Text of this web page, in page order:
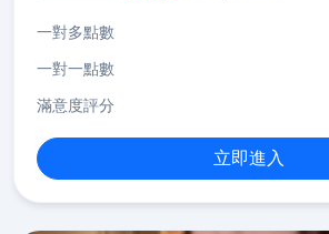
一對多點數
一對一點數
滿意度評分
立即進入